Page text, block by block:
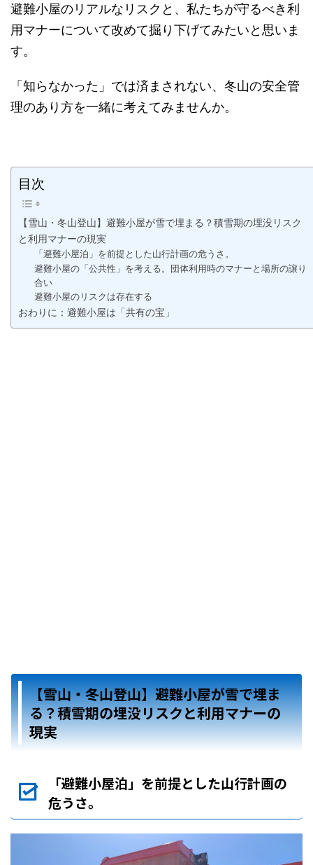
避難小屋のリアルなリスクと、私たちが守るべき利
用マナーについて改めて掘り下げてみたいと思いま
す。
「知らなかった」では済まされない、冬山の安全管
理のあり方を一緒に考えてみませんか。
目次
【雪山・冬山登山】避難小屋が雪で埋まる？積雪期の埋没リスク
と利用マナーの現実
「避難小屋泊」を前提とした山行計画の危うさ。
避難小屋の「公共性」を考える。団体利用時のマナーと場所の譲り
合い
避難小屋のリスクは存在する
おわりに：避難小屋は「共有の宝」
【雪山・冬山登山】避難小屋が雪で埋ま
る？積雪期の埋没リスクと利用マナーの
現実
「避難小屋泊」を前提とした山行計画の
危うさ。